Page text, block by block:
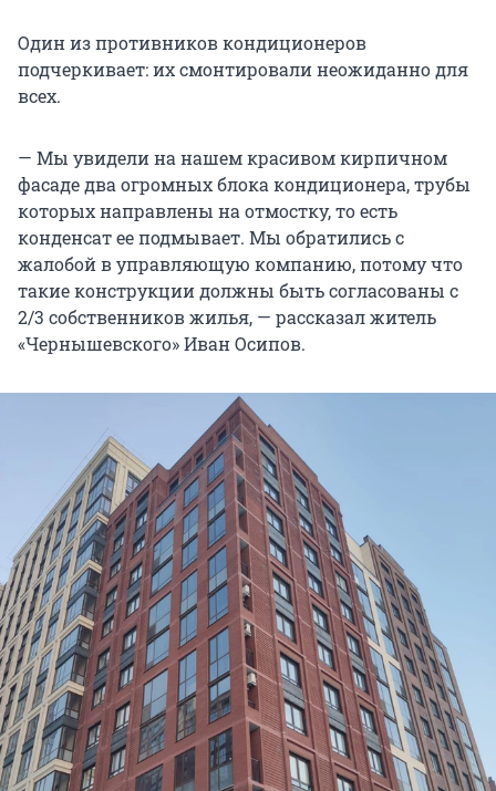
Один из противников кондиционеров
подчеркивает: их смонтировали неожиданно для
всех.
— Мы увидели на нашем красивом кирпичном
фасаде два огромных блока кондиционера, трубы
которых направлены на отмостку, то есть
конденсат ее подмывает. Мы обратились с
жалобой в управляющую компанию, потому что
такие конструкции должны быть согласованы с
2/3 собственников жилья, — рассказал житель
«Чернышевского» Иван Осипов.